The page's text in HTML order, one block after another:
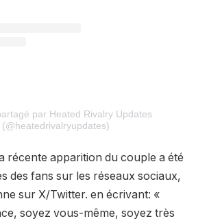
par Heated Rivalry Updates
(@heatedrivalryupdates)
récente apparition du couple a été
des fans sur les réseaux sociaux,
sur X/Twitter. en écrivant: «
soyez vous-même, soyez très